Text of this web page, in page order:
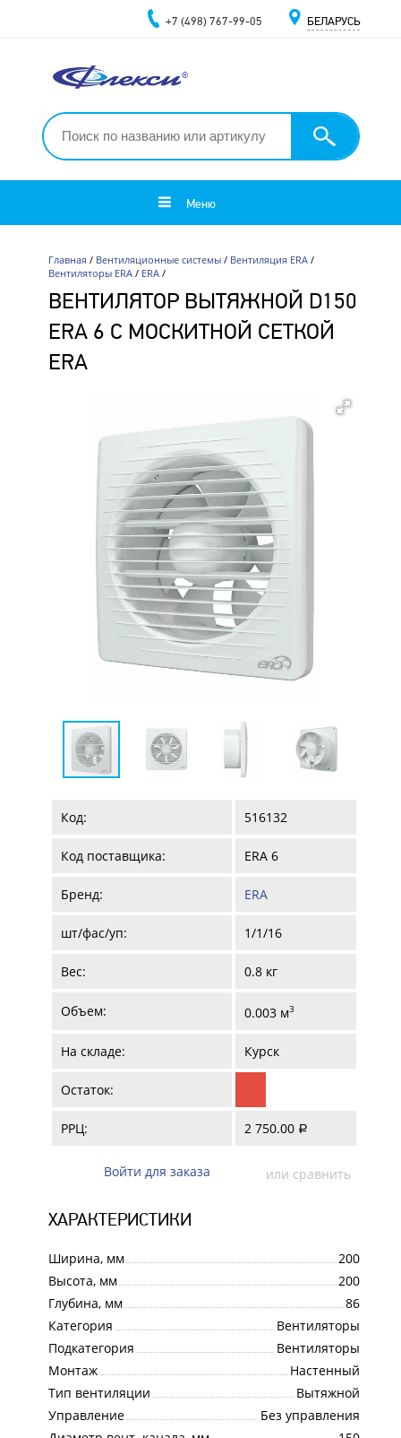
+7 (498) 767-99-05 БЕЛАРУСЬ
Меню
Главная/ Вентиляционные системы/ Вентиляция ERA/
Вентиляторы ERA/ ERA/
ВЕНТИЛЯТОР ВЫТЯЖНОЙ D150
ERA 6 С МОСКИТНОЙ СЕТКОЙ
ERA
Код: 516132
Код поставщика: ERA 6
Бренд: ERA
шт/фас/уп: 1/1/16
Вес: 0.8 кг
Объем: 0.003 м3
На складе: Курск
Остаток:
РРЦ: 2 750.00 a
Войти для заказа или сравнить
ХАРАКТЕРИСТИКИ
Ширина, мм
200
Высота, мм
200
Глубина, мм
86
Категория
Вентиляторы
Подкатегория
Вентиляторы
Монтаж
Настенный
Тип вентиляции
Вытяжной
Управление
Без управления